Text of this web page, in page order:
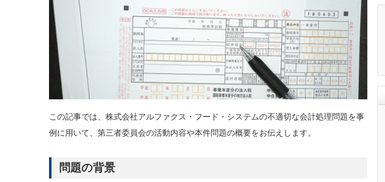
この記事では、株式会社アルファクス・フード・システムの不適切な会計処理問題を事
例に用いて、第三者委員会の活動内容や本件問題の概要をお伝えします。
問題の背景